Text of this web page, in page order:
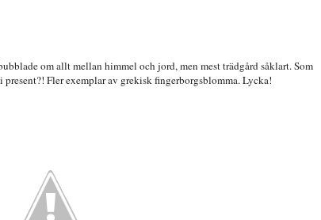
om allt mellan himmel och jord, men mest trädgård såklart. Som
Fler exemplar av grekisk fingerborgsblomma. Lycka!